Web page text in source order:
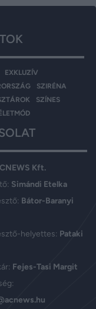
EXKLUZÍV
SZIRÉNA
SZÍNES
Kft.
Simándi Etelka
Bátor-Baranyi
helyettes: Pataki
Fejes-Tasi Margit